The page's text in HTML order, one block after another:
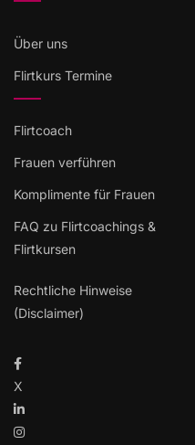
Über uns
Flirtkurs Termine
Flirtcoach
Frauen verführen
Komplimente für Frauen
FAQ zu Flirtcoachings &
Flirtkursen
Rechtliche Hinweise
(Disclaimer)
X